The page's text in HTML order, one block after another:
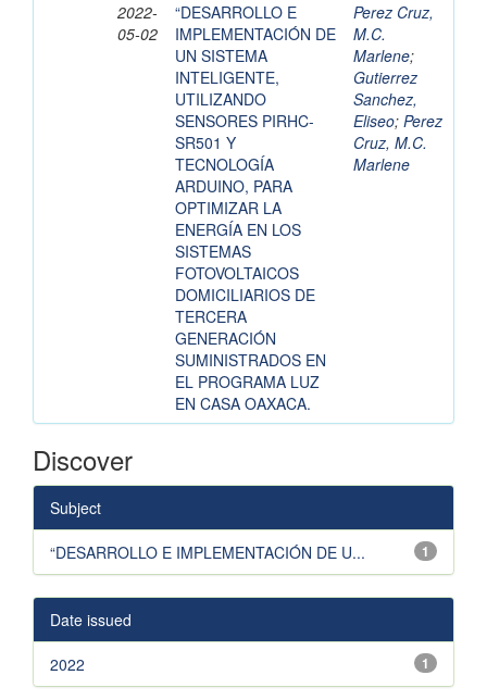
2022-
05-02
“DESARROLLO E
IMPLEMENTACIÓN DE
UN SISTEMA
INTELIGENTE,
UTILIZANDO
SENSORES PIRHC-
SR501 Y
TECNOLOGÍA
ARDUINO, PARA
OPTIMIZAR LA
ENERGÍA EN LOS
SISTEMAS
FOTOVOLTAICOS
DOMICILIARIOS DE
TERCERA
GENERACIÓN
SUMINISTRADOS EN
EL PROGRAMA LUZ
EN CASA OAXACA.
Perez Cruz,
M.C.
Marlene;
Gutierrez
Sanchez,
Eliseo; Perez
Cruz, M.C.
Marlene
Discover
Subject
1
“DESARROLLO E IMPLEMENTACIÓN DE U...
Date issued
1
2022